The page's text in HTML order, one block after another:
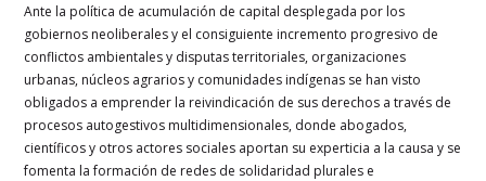
Ante la política de acumulación de capital desplegada por los
gobiernos neoliberales y el consiguiente incremento progresivo de
conflictos ambientales y disputas territoriales, organizaciones
urbanas, núcleos agrarios y comunidades indígenas se han visto
obligados a emprender la reivindicación de sus derechos a través de
procesos autogestivos multidimensionales, donde abogados,
científicos y otros actores sociales aportan su experticia a la causa y se
fomenta la formación de redes de solidaridad plurales e